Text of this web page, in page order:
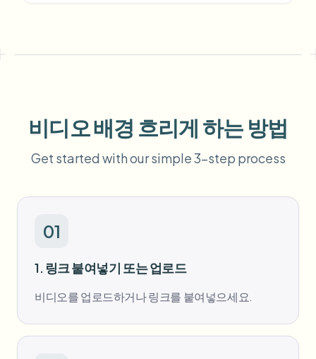
얼굴 교체 - 이미지
얼굴 교체 - 동영상
대량 동영상 블러
여러 동영상을 한 번에 처리
대량 번호판 블러
차량, 블랙박스 및 주차장 대규모 처리
무엇이든 블러
API & SDK
업로드, 작업 및 웹훅 자동화
문의 양식
비디오 배경 흐리게 하는 방법
Get started with our simple 3-step process
01
1. 링크 붙여넣기 또는 업로드
비디오를 업로드하거나 링크를 붙여넣으세요.